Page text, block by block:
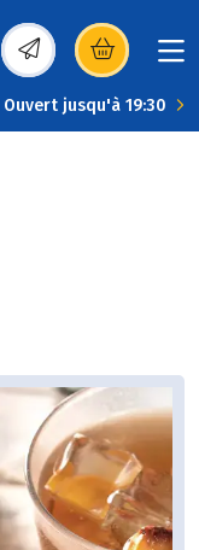
(s’ouvre dans une
Ouvert jusqu'à 19:30